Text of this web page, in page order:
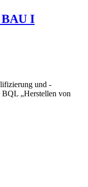
BAU I
und -
„Herstellen von